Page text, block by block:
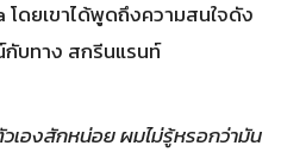
ดยเขาได้พูดถึงความสนใจดัง
กับทาง สกรีนแรนท์
เองสักหน่อย ผมไม่รู้หรอกว่ามัน